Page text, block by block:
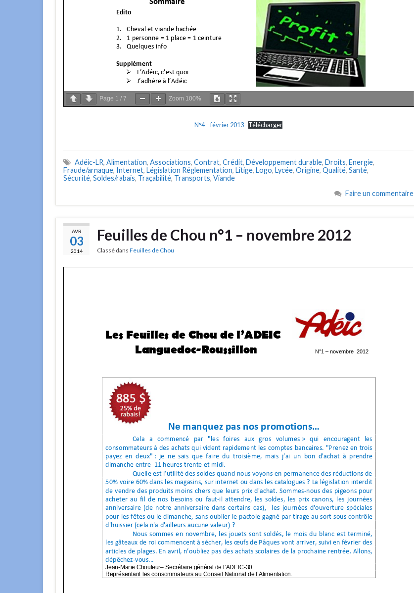
Page 1 / 7 Zoom 100%
N°4 – février 2013 Télécharger
Adéic-LR, Alimentation, Associations, Contrat, Crédit, Développement durable, Droits, Energie,
Fraude/arnaque, Internet, Législation Réglementation, Litige, Logo, Lycée, Origine, Qualité, Santé,
Sécurité, Soldes/rabais, Traçabilité, Transports, Viande
Faire un commentaire
AVR
03
2014
Feuilles de Chou n°1 – novembre 2012
Classé dans Feuilles de Chou